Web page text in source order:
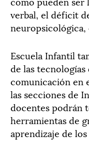
verbal, el déficit
Escuela Infantil
de las
comunicación en
las secciones de
docentes podrán
herramientas de
aprendizaje de